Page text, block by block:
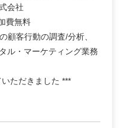
会社
費無料
客行動の調査/分析、
ル・マーケティング業務
ただきました ***